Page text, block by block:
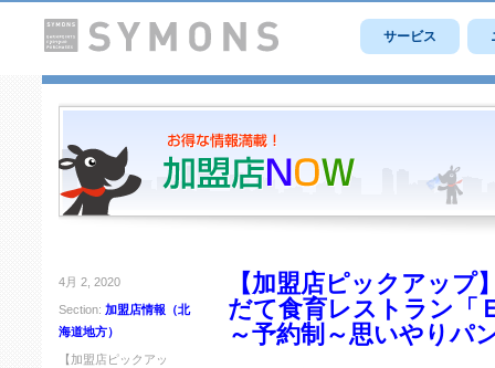
サービス
4月 2, 2020
Section: 加盟店情報（北
海道地方）
【加盟店ピックアッ
【加盟店ピックアップ
だて食育レストラン「
～予約制～思いやりパ